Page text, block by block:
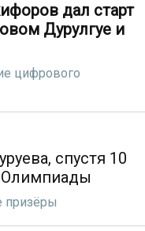
дал старт
Дурулгуе и
цифрового
спустя 10
Олимпиады
призёры